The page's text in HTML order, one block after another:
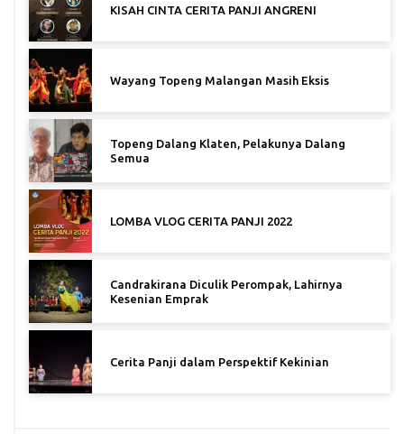
KISAH CINTA CERITA PANJI ANGRENI
Wayang Topeng Malangan Masih Eksis
Topeng Dalang Klaten, Pelakunya Dalang
Semua
LOMBA VLOG CERITA PANJI 2022
Candrakirana Diculik Perompak, Lahirnya
Kesenian Emprak
Cerita Panji dalam Perspektif Kekinian